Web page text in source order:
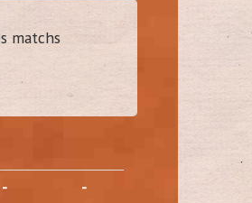
matchs
- -
damien37